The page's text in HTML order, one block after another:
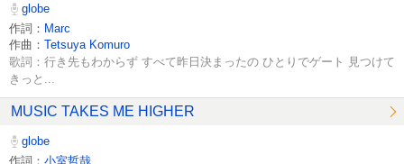
globe
作詞： Marc
作曲： Tetsuya Komuro
歌詞：行き先もわからず すべて昨日決まったの ひとりでゲート 見つけて
きっと...
MUSIC TAKES ME HIGHER
globe
作詞： 小室哲哉